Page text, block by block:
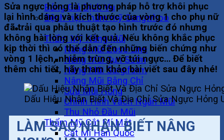
Bảng Giá Dịch Vụ
Bệnh viện thẩm mỹ Gangwhoo
Khuôn Mặt
Thẩm Mỹ Nâng Mũi
Nâng Mũi Zose Line
Nâng Mũi Sụn Sườn
Nâng Mũi Surgiform
Nâng Mũi Bằng Chỉ
Sửa Mũi Hỏng
Chỉnh Hình Vách Ngăn Mũi
Thu Nhỏ Đầu Mũi
Thẩm Mỹ Cắt Mí Mắt
Cắt Mí Hàn Quốc
Sửa ngực hỏng là phương pháp hỗ trợ khôi phục
lại hình dáng và kích thước của vòng 1 cho phụ nữ
đã trải qua phẫu thuật tạo hình trước đó nhưng
không hài lòng với kết quả. Nếu không khắc phục
kịp thời thì có thể dẫn đến những biến chứng như
vòng 1 lệch, nhiễm trùng, vỡ túi ngực… Để biết
thêm chi tiết, hãy tham khảo bài viết sau đây nhé!
Dấu Hiệu Nhận Biết Và Địa Chỉ Sửa Ngực Hỏng
LÀM SAO NHẬN BIẾT NÂNG